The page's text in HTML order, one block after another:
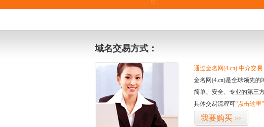
域名交易方式：
通过金名网(4.cn) 中介交易
金名网(4.cn)是全球领先
简单、安全、专业的第三
具体交易流程可“点击这里”
我要购买 >>